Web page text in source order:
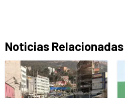
Noticias Relacionadas